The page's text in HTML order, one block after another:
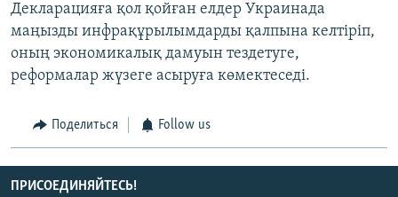
Декларацияға қол қойған елдер Украинада
маңызды инфрақұрылымдарды қалпына келтіріп,
оның экономикалық дамуын тездетуге,
реформалар жүзеге асыруға көмектеседі.
Поделиться Follow us
ПРИСОЕДИНЯЙТЕСЬ!